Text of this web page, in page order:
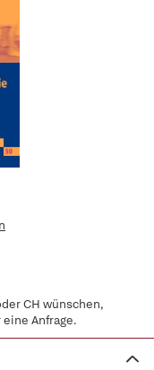
CH wünschen,
eine Anfrage.